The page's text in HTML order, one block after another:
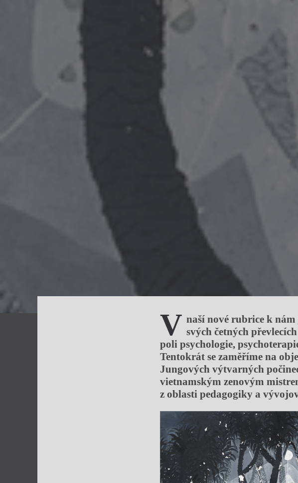
V naší nové rubrice k nám
svých četných
poli psychologie,
Tentokrát se zaměříme na
Jungových výtvarných
vietnamským zenovým
z oblasti pedagogiky a